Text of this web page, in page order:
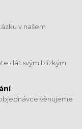
v našem
dát svým blízkým
věnujeme